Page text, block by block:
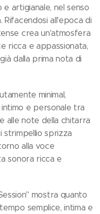
artigianale, nel senso
Rifacendosi all'epoca di
crea un'atmosfera
ricca e appassionata,
dalla prima nota di
minimal,
e personale tra
alle note della chitarra
strimpellio sprizza
alla voce
sonora ricca e
mostra quanto
semplice, intima e